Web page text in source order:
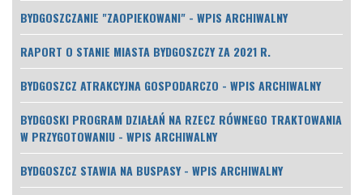
BYDGOSZCZANIE "ZAOPIEKOWANI" - WPIS ARCHIWALNY
RAPORT O STANIE MIASTA BYDGOSZCZY ZA 2021 R.
BYDGOSZCZ ATRAKCYJNA GOSPODARCZO - WPIS ARCHIWALNY
BYDGOSKI PROGRAM DZIAŁAŃ NA RZECZ RÓWNEGO TRAKTOWANIA
W PRZYGOTOWANIU - WPIS ARCHIWALNY
BYDGOSZCZ STAWIA NA BUSPASY - WPIS ARCHIWALNY